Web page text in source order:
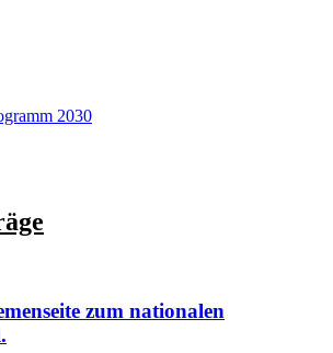
2030
zum nationalen